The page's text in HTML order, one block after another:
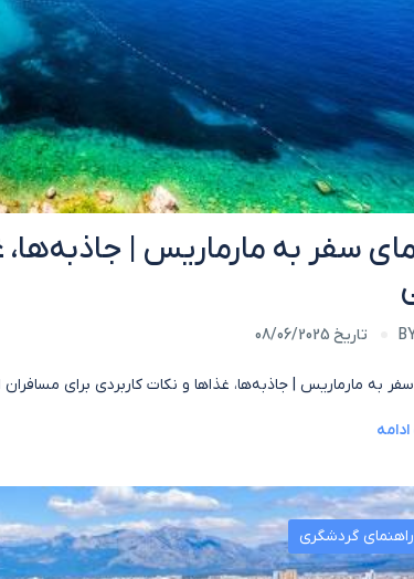
سفر به مارماریس | جاذبه‌ها،
تاریخ 08/06/2025
به مارماریس | جاذبه‌ها، غذاها و نکات کاربردی برای
راهنمای گردشگری